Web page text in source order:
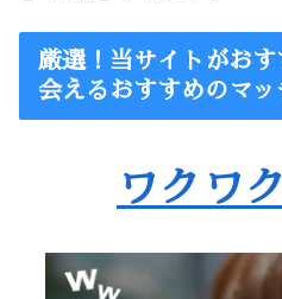
厳選！当サイトがお
会えるおすすめのマッ
ワクワ